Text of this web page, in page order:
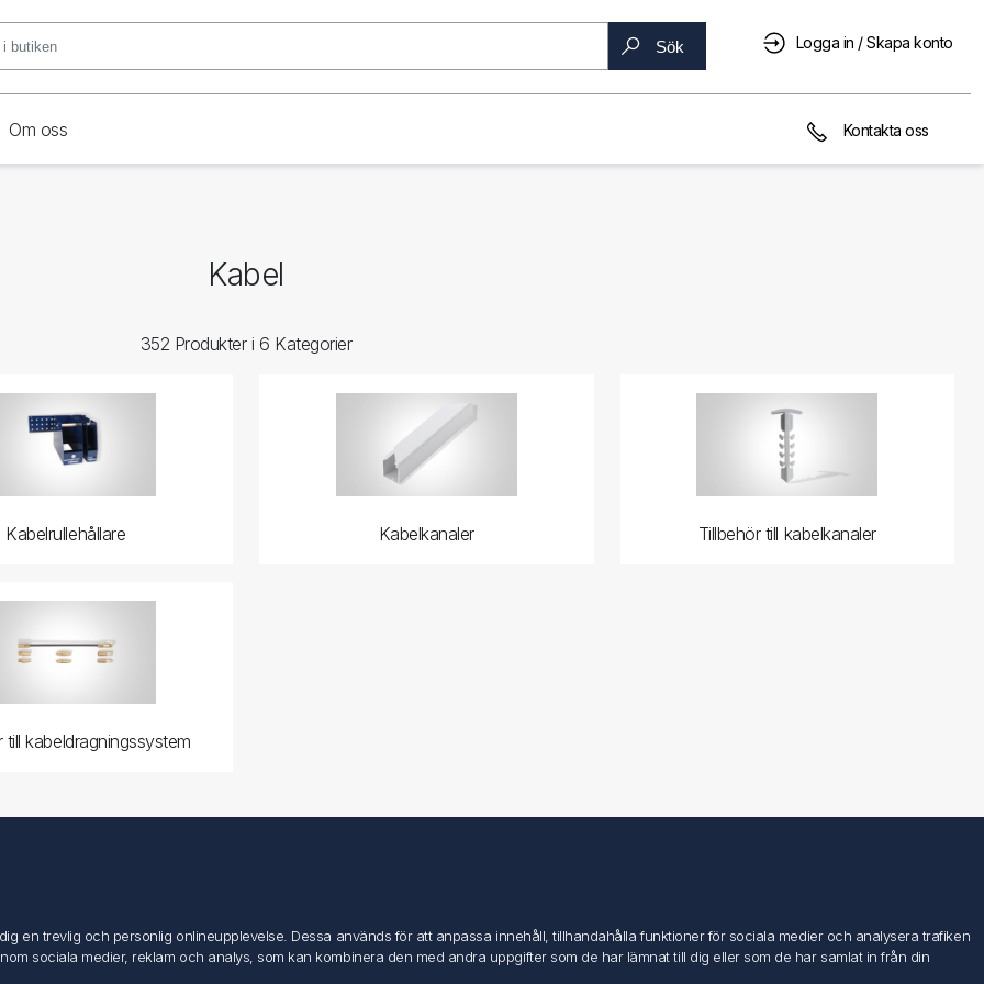
Sök Logga in / Skapa konto
Om oss Kontakta oss
Kabel
352 Produkter i 6 Kategorier
Kabelrullehållare Kabelkanaler Tillbehör till kabelkanaler
till kabeldragningssystem
Mina ordrar
en trevlig och personlig onlineupplevelse. Dessa används för att anpassa innehåll, tillhandahålla funktioner för sociala medier och analysera trafiken
sociala medier, reklam och analys, som kan kombinera den med andra uppgifter som de har lämnat till dig eller som de har samlat in från din